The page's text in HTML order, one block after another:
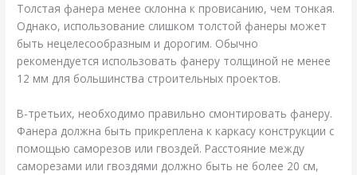
Толстая фанера менее склонна к провисанию, чем тонкая.
Однако, использование слишком толстой фанеры может
быть нецелесообразным и дорогим. Обычно
рекомендуется использовать фанеру толщиной не менее
12 мм для большинства строительных проектов.
В-третьих, необходимо правильно смонтировать фанеру.
Фанера должна быть прикреплена к каркасу конструкции с
помощью саморезов или гвоздей. Расстояние между
саморезами или гвоздями должно быть не более 20 см,